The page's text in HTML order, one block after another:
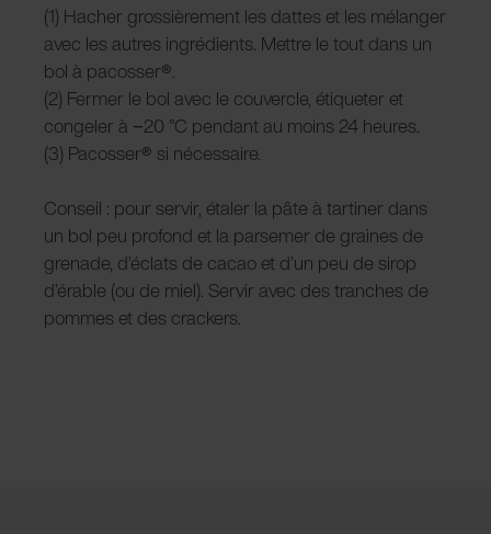
(1) Hacher grossièrement les dattes et les mélanger
avec les autres ingrédients. Mettre le tout dans un
bol à pacosser®.
(2) Fermer le bol avec le couvercle, étiqueter et
congeler à −20 °C pendant au moins 24 heures.
(3) Pacosser® si nécessaire.
Conseil : pour servir, étaler la pâte à tartiner dans
un bol peu profond et la parsemer de graines de
grenade, d’éclats de cacao et d’un peu de sirop
d’érable (ou de miel). Servir avec des tranches de
pommes et des crackers.